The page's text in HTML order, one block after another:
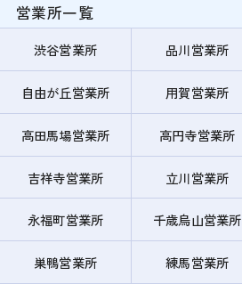
営業所一覧
渋谷営業所 品川営業所
自由が丘営業所 用賀営業所
高田馬場営業所 高円寺営業所
吉祥寺営業所 立川営業所
永福町営業所 千歳烏山営業所
巣鴨営業所 練馬営業所